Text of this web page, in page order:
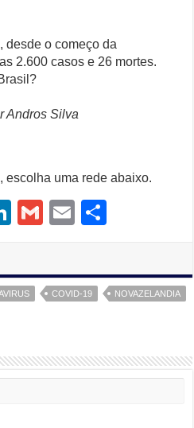
desde o começo da
2.600 casos e 26 mortes.
Andros Silva
escolha uma rede abaixo.
Li
e
G
E
e
COVID-19
NOVAZELANDIA